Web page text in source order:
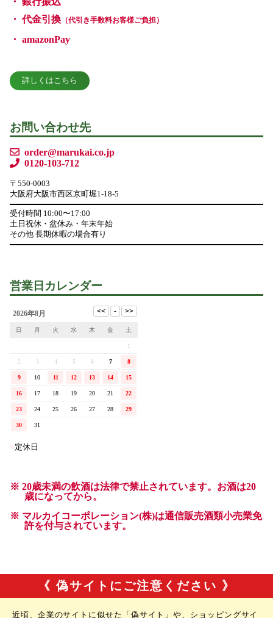
《 偽サイトにご注意ください 》
近頃、企業のサイトに似せた「偽サイト」や、ショッピングサイ